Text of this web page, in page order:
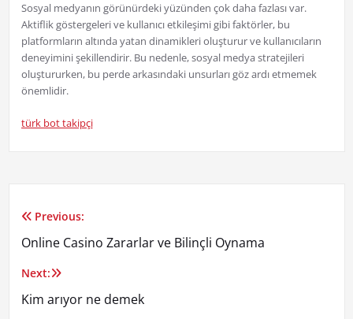
Sosyal medyanın görünürdeki yüzünden çok daha fazlası var.
Aktiflik göstergeleri ve kullanıcı etkileşimi gibi faktörler, bu
platformların altında yatan dinamikleri oluşturur ve kullanıcıların
deneyimini şekillendirir. Bu nedenle, sosyal medya stratejileri
oluştururken, bu perde arkasındaki unsurları göz ardı etmemek
önemlidir.
türk bot takipçi
Yazı
gezinmesi
Previous:
Online Casino Zararlar ve Bilinçli Oynama
Next:
Kim arıyor ne demek